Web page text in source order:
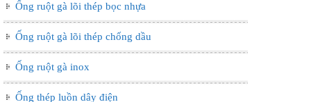
Ống ruột gà lõi thép bọc nhựa
Ống ruột gà lõi thép chống dầu
Ống ruột gà inox
Ống thép luồn dây điện